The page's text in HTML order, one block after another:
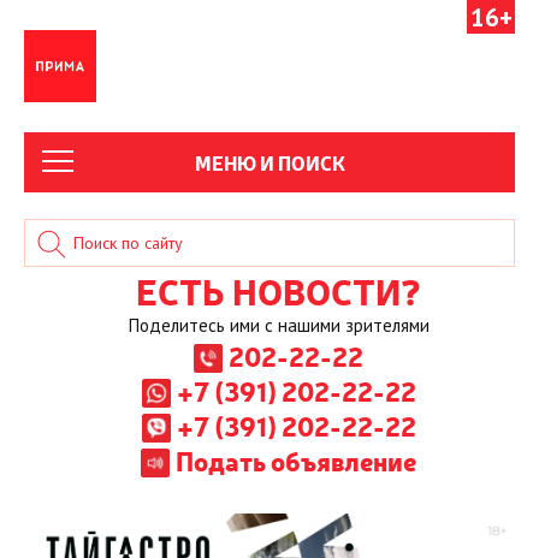
16+
МЕНЮ И ПОИСК
ЕСТЬ НОВОСТИ?
Поделитесь ими с нашими зрителями
202-22-22
+7 (391) 202-22-22
+7 (391) 202-22-22
Подать объявление